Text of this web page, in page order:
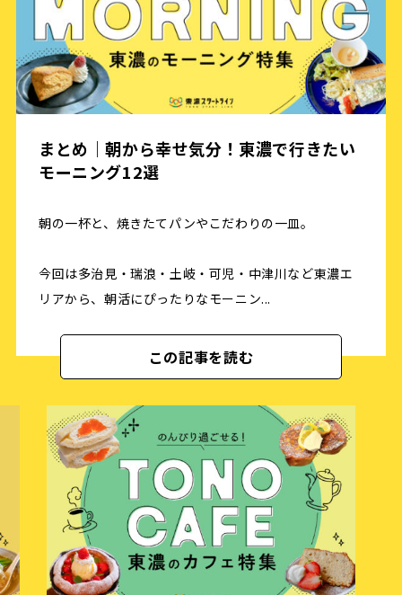
まとめ｜朝から幸せ気分！東濃で行きたい
モーニング12選
朝の一杯と、焼きたてパンやこだわりの一皿。
今回は多治見・瑞浪・土岐・可児・中津川など東濃エ
リアから、朝活にぴったりなモーニン...
この記事を読む